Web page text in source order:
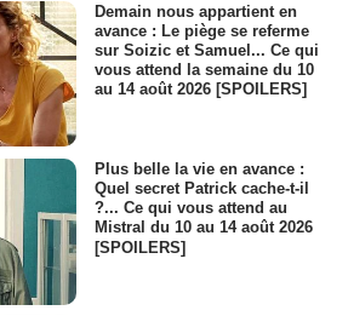
Demain nous appartient en
avance : Le piège se referme
sur Soizic et Samuel... Ce qui
vous attend la semaine du 10
au 14 août 2026 [SPOILERS]
Plus belle la vie en avance :
Quel secret Patrick cache-t-il
?... Ce qui vous attend au
Mistral du 10 au 14 août 2026
[SPOILERS]